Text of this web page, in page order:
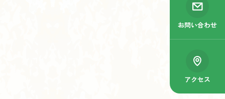
お問い合わせ
アクセス